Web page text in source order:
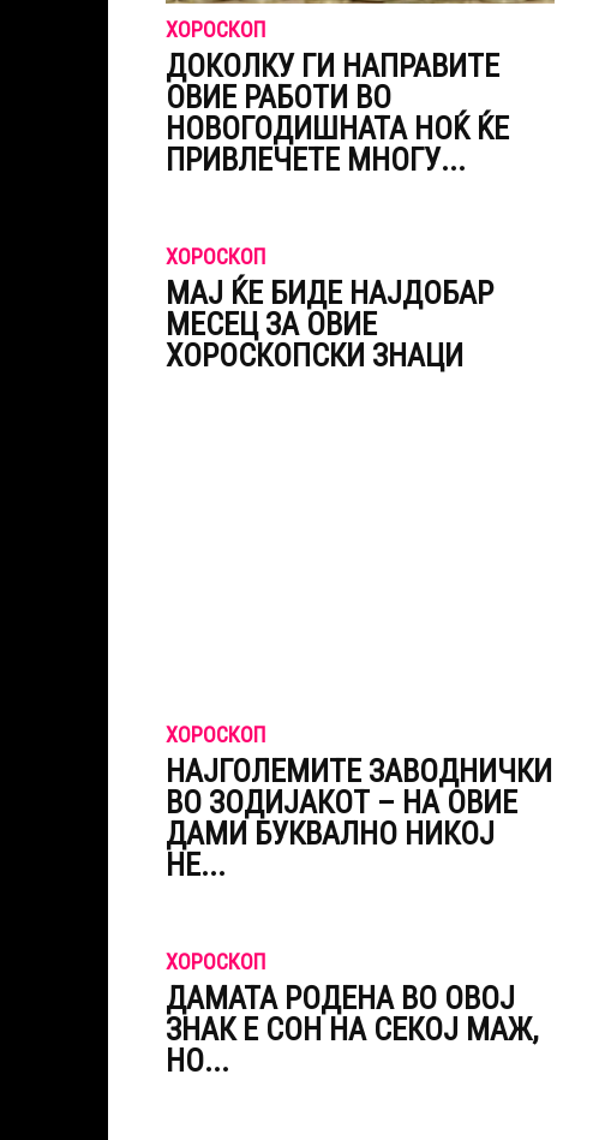
ХОРОСКОП
ДОКОЛКУ ГИ НАПРАВИТЕ
ОВИЕ РАБОТИ ВО
НОВОГОДИШНАТА НОЌ ЌЕ
ПРИВЛЕЧЕТЕ МНОГУ...
ХОРОСКОП
МАЈ ЌЕ БИДЕ НАЈДОБАР
МЕСЕЦ ЗА ОВИЕ
ХОРОСКОПСКИ ЗНАЦИ
ХОРОСКОП
НАЈГОЛЕМИТЕ ЗАВОДНИЧКИ
ВО ЗОДИЈАКОТ – НА ОВИЕ
ДАМИ БУКВАЛНО НИКОЈ
НЕ...
ХОРОСКОП
ДАМАТА РОДЕНА ВО ОВОЈ
ЗНАК Е СОН НА СЕКОЈ МАЖ,
НО...